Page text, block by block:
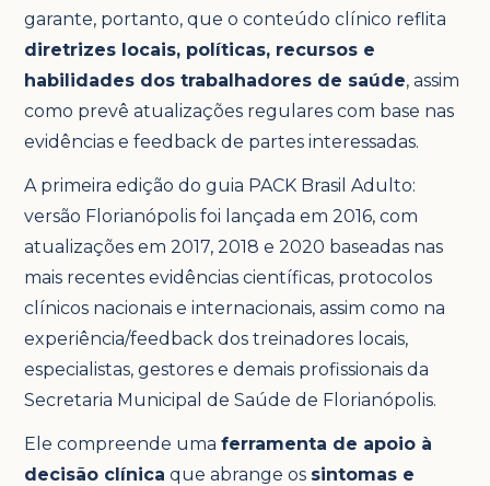
garante, portanto, que o conteúdo clínico reflita
diretrizes locais, políticas, recursos e
habilidades dos trabalhadores de saúde, assim
como prevê atualizações regulares com base nas
evidências e feedback de partes interessadas.
A primeira edição do guia PACK Brasil Adulto:
versão Florianópolis foi lançada em 2016, com
atualizações em 2017, 2018 e 2020 baseadas nas
mais recentes evidências científicas, protocolos
clínicos nacionais e internacionais, assim como na
experiência/feedback dos treinadores locais,
especialistas, gestores e demais profissionais da
Secretaria Municipal de Saúde de Florianópolis.
Ele compreende umaferramenta de apoio à
decisão clínica que abrange os sintomas e